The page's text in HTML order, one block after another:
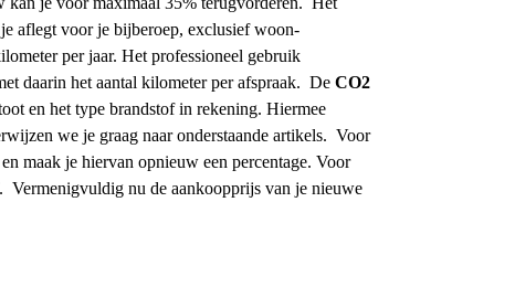
aflegt voor je bijberoep, exclusief woon-
per jaar. Het professioneel gebruik
daarin het aantal kilometer per afspraak. DeCO2
en het type brandstof in rekening. Hiermee
we je graag naar onderstaande artikels. Voor
maak je hiervan opnieuw een percentage. Voor
Vermenigvuldig nu de aankoopprijs van je nieuwe